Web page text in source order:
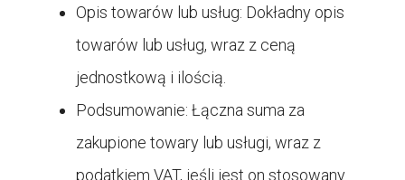
Opis towarów lub usług: Dokładny opis
towarów lub usług, wraz z ceną
jednostkową i ilością.
Podsumowanie: Łączna suma za
zakupione towary lub usługi, wraz z
podatkiem VAT, jeśli jest on stosowany.